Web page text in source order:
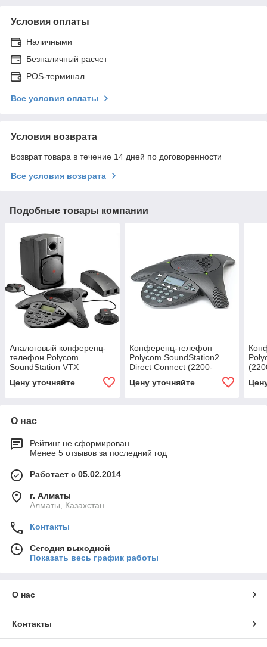
Условия оплаты
Наличными
Безналичный расчет
POS-терминал
Все условия оплаты
Условия возврата
Возврат товара в течение 14 дней по договоренности
Все условия возврата
Подобные товары компании
Аналоговый конференц-
телефон Polycom
SoundStation VTX
subwoofer)(2200-07142-
Цену уточняйте
Конференц-телефон
Polycom SoundStation2
Direct Connect (2200-
Цену уточняйте
О нас
Рейтинг не сформирован
Менее 5 отзывов за последний год
Работает с 05.02.2014
г. Алматы
Алматы, Казахстан
Контакты
Сегодня выходной
Показать весь график работы
О нас
Контакты